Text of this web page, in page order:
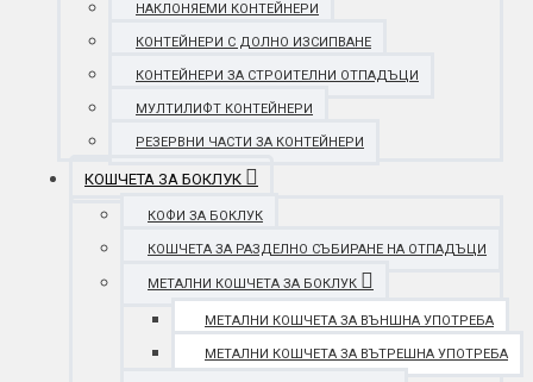
НАКЛОНЯЕМИ КОНТЕЙНЕРИ
КОНТЕЙНЕРИ С ДОЛНО ИЗСИПВАНЕ
КОНТЕЙНЕРИ ЗА СТРОИТЕЛНИ ОТПАДЪЦИ
МУЛТИЛИФТ КОНТЕЙНЕРИ
РЕЗЕРВНИ ЧАСТИ ЗА КОНТЕЙНЕРИ
КОШЧЕТА ЗА БОКЛУК
КОФИ ЗА БОКЛУК
КОШЧЕТА ЗА РАЗДЕЛНО СЪБИРАНЕ НА ОТПАДЪЦИ
МЕТАЛНИ КОШЧЕТА ЗА БОКЛУК
МЕТАЛНИ КОШЧЕТА ЗА ВЪНШНА УПОТРЕБА
МЕТАЛНИ КОШЧЕТА ЗА ВЪТРЕШНА УПОТРЕБА